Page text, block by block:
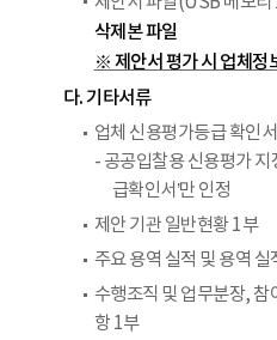
삭제본 파일
※ 제안서 평가 시 업체정
다. 기타서류
업체 신용평가등급 확인
- 공공입찰용 신용평가 지
급확인서’만 인정
제안 기관 일반현황 1부
주요 용역 실적 및 용역
수행조직 및 업무분장,
항 1부